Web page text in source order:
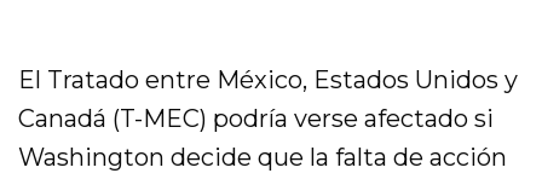
El Tratado entre México, Estados Unidos y
Canadá (T-MEC) podría verse afectado si
Washington decide que la falta de acción